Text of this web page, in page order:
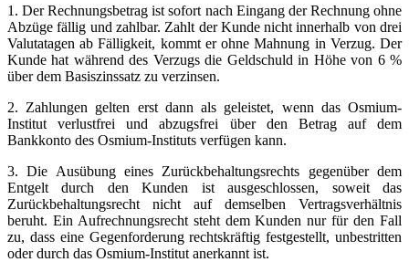
1. Der Rechnungsbetrag ist sofort nach Eingang der Rechnung ohne
Abzüge fällig und zahlbar. Zahlt der Kunde nicht innerhalb von drei
Valutatagen ab Fälligkeit, kommt er ohne Mahnung in Verzug. Der
Kunde hat während des Verzugs die Geldschuld in Höhe von 6 %
über dem Basiszinssatz zu verzinsen.
2. Zahlungen gelten erst dann als geleistet, wenn das Osmium-
Institut verlustfrei und abzugsfrei über den Betrag auf dem
Bankkonto des Osmium-Instituts verfügen kann.
3. Die Ausübung eines Zurückbehaltungsrechts gegenüber dem
Entgelt durch den Kunden ist ausgeschlossen, soweit das
Zurückbehaltungsrecht nicht auf demselben Vertragsverhältnis
beruht. Ein Aufrechnungsrecht steht dem Kunden nur für den Fall
zu, dass eine Gegenforderung rechtskräftig festgestellt, unbestritten
oder durch das Osmium-Institut anerkannt ist.